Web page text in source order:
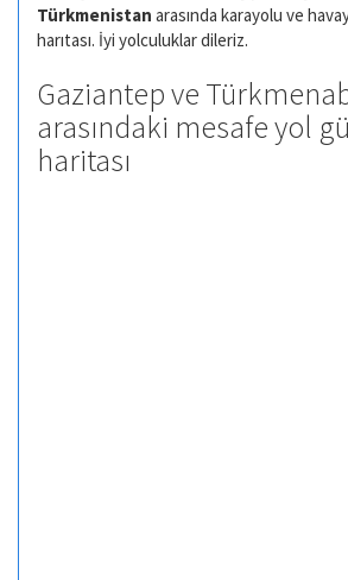
Türkmenistan arasında karayolu ve
harıtası. İyi yolculuklar dileriz.
Gaziantep ve
arasındaki mesafe yol
haritası